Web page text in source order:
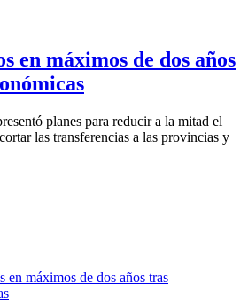
en máximos de dos años
planes para reducir a la mitad el
las transferencias a las provincias y